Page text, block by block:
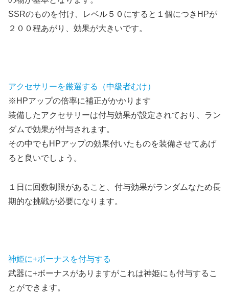
SSRのものを付け、レベル５０にすると１個につきHPが
２００程あがり、効果が大きいです。
アクセサリーを厳選する（中級者むけ）
※HPアップの倍率に補正がかかります
装備したアクセサリーは付与効果が設定されており、ラン
ダムで効果が付与されます。
その中でもHPアップの効果付いたものを装備させてあげ
ると良いでしょう。
１日に回数制限があること、付与効果がランダムなため長
期的な挑戦が必要になります。
神姫に+ボーナスを付与する
武器に+ボーナスがありますがこれは神姫にも付与するこ
とができます。